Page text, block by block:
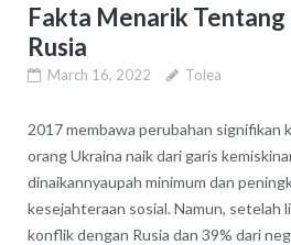
Fakta Menarik
Rusia
March 16, 2022 Tolea
2017 membawa perubahan signifikan
orang Ukraina naik dari garis
dinaikannyaupah minimum dan
kesejahteraan sosial. Namun, setelah
konflik dengan Rusia dan 39% dari